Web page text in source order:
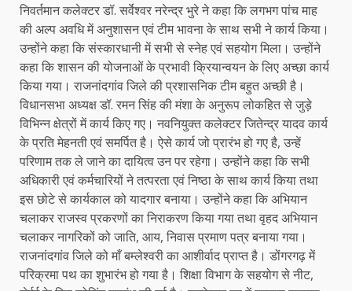
निवर्तमान कलेक्टर डॉ. सर्वेश्वर नरेन्द्र भुरे ने कहा कि लगभग पांच माह
की अल्प अवधि में अनुशासन एवं टीम भावना के साथ सभी ने कार्य किया।
उन्होंने कहा कि संस्कारधानी में सभी से स्नेह एवं सहयोग मिला। उन्होंने
कहा कि शासन की योजनाओं के प्रभावी क्रियान्वयन के लिए अच्छा कार्य
किया गया। राजनांदगांव जिले की प्रशासनिक टीम बहुत अच्छी है।
विधानसभा अध्यक्ष डॉ. रमन सिंह की मंशा के अनुरूप लोकहित से जुड़े
विभिन्न क्षेत्रों में कार्य किए गए। नवनियुक्त कलेक्टर जितेन्द्र यादव कार्य
के प्रति मेहनती एवं समर्पित है। ऐसे कार्य जो प्रारंभ हो गए है, उन्हें
परिणाम तक ले जाने का दायित्व उन पर रहेगा। उन्होंने कहा कि सभी
अधिकारी एवं कर्मचारियों ने तत्परता एवं निष्ठा के साथ कार्य किया तथा
इस छोटे से कार्यकाल को यादगार बनाया। उन्होंने कहा कि अभियान
चलाकर राजस्व प्रकरणों का निराकरण किया गया तथा वृहद अभियान
चलाकर नागरिकों को जाति, आय, निवास प्रमाण पत्र बनाया गया।
राजनांदगांव जिले को माँ बम्लेश्वरी का आशीर्वाद प्राप्त है। डोंगरगढ़ में
परिक्रमा पथ का शुभारंभ हो गया है। शिक्षा विभाग के सहयोग से नीट,